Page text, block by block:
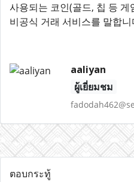
사용되는 코인(골드, 칩 등
비공식 거래 서비스를 말합니
aaliyan
ผู้เยี่ยมชม
ตอบกระทู้